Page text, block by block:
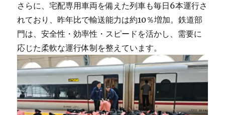
さらに、宅配専用車両を備えた列車も毎日6本運行さ
れており、昨年比で輸送能力は約10％増加。鉄道部
門は、安全性・効率性・スピードを活かし、需要に
応じた柔軟な運行体制を整えています。